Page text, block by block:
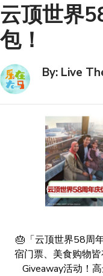
云顶世界
包！
By: Live
🎂「云顶世界58周
宿门票、美食购物
Giveaway活动！